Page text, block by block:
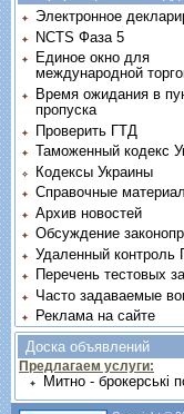
Электронное
NCTS Фаза 5
Единое окно для
международной
Время ожидания в
пропуска
Проверить ГТД
Таможенный кодекс
Кодексы Украины
Справочные
Архив новостей
Обсуждение
Удаленный контроль
Перечень тестовых
Часто задаваемые
Реклама на сайте
Доска объявлений
Предлагаем услуги:
Митно - брокерські